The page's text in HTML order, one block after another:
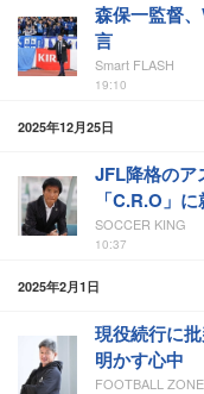
森保一監督
言
Smart FLASH
19:10
2025年12月25日
JFL降格のア
「C.R.O」
SOCCER KING
10:37
2025年2月1日
現役続行に
明かす心中
FOOTBALL ZONE